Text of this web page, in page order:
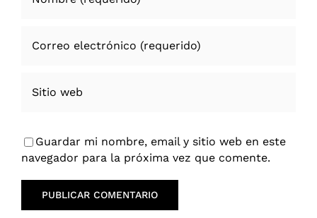
Guardar mi nombre, email y sitio web en este
navegador para la próxima vez que comente.